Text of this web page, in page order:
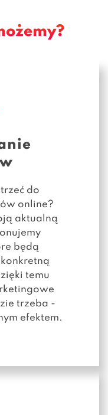
do
online?
aktualną
będą
temu
trzeba -
efektem.